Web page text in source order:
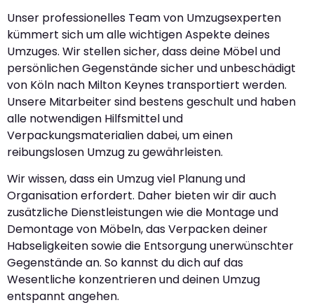
Unser professionelles Team von Umzugsexperten
kümmert sich um alle wichtigen Aspekte deines
Umzuges. Wir stellen sicher, dass deine Möbel und
persönlichen Gegenstände sicher und unbeschädigt
von Köln nach Milton Keynes transportiert werden.
Unsere Mitarbeiter sind bestens geschult und haben
alle notwendigen Hilfsmittel und
Verpackungsmaterialien dabei, um einen
reibungslosen Umzug zu gewährleisten.
Wir wissen, dass ein Umzug viel Planung und
Organisation erfordert. Daher bieten wir dir auch
zusätzliche Dienstleistungen wie die Montage und
Demontage von Möbeln, das Verpacken deiner
Habseligkeiten sowie die Entsorgung unerwünschter
Gegenstände an. So kannst du dich auf das
Wesentliche konzentrieren und deinen Umzug
entspannt angehen.